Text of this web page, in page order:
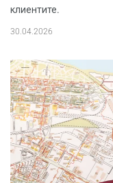
клиентите.
30.04.2026